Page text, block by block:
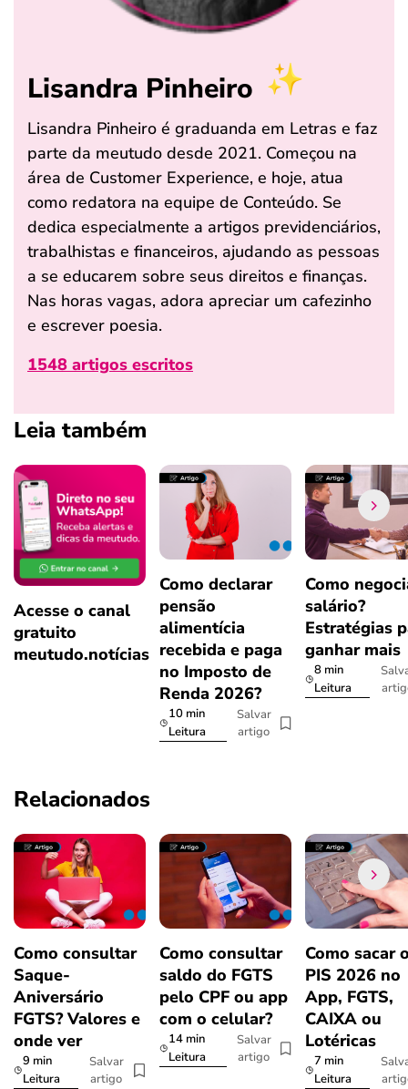
Lisandra Pinheiro
Lisandra Pinheiro é graduanda em Letras e faz
parte da meutudo desde 2021. Começou na
área de Customer Experience, e hoje, atua
como redatora na equipe de Conteúdo. Se
dedica especialmente a artigos previdenciários,
trabalhistas e financeiros, ajudando as pessoas
a se educarem sobre seus direitos e finanças.
Nas horas vagas, adora apreciar um cafezinho
e escrever poesia.
1548 artigos escritos
Leia também
Acesse o canal
gratuito
meutudo.notícias
Como declarar
pensão
alimentícia
recebida e paga
no Imposto de
Renda 2026?
10 min
Leitura
Salvar
artigo
Como
salário?
Estratégias
ganhar mais
8 min
Leitura
Relacionados
Como consultar
Saque-
Aniversário
FGTS? Valores e
onde ver
9 min
Leitura
Salvar
artigo
Como consultar
saldo do FGTS
pelo CPF ou app
com o celular?
14 min
Leitura
Salvar
artigo
Como sacar
PIS 2026 no
App, FGTS,
CAIXA ou
Lotéricas
7 min
Leitura